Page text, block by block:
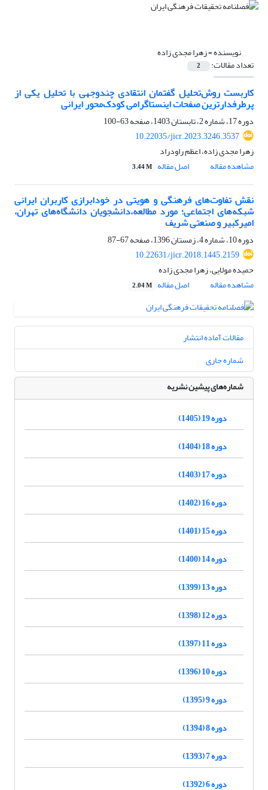
نویسنده =زهرا مجدی زاده
تعداد مقالات: 2
کاربست روش‌تحلیل گفتمان انتقادی چندوجهی با تحلیل یکی از
پرطرفدارترین صفحات اینستاگرامی کودک‌محور ایرانی
دوره 17، شماره 2، تابستان 1403، صفحه
63-100
10.22035/jicr.2023.3246.3537
زهرا مجدی زاده، اعظم راودراد
مشاهده مقاله
اصل مقاله 3.44 M
نقش تفاوت‌های فرهنگی و هویتی در خودابرازی کاربران ایرانی
شبکه‌های اجتماعی؛ مورد مطالعه،‌دانشجویان دانشگاه‌های تهران،
امیرکبیر و صنعتی شریف
دوره 10، شماره 4، زمستان 1396، صفحه
67-87
10.22631/jicr.2018.1445.2159
حمیده مولایی، زهرا مجدی زاده
مشاهده مقاله
اصل مقاله 2.04 M
مقالات آماده انتشار
شماره جاری
شماره‌های پیشین نشریه
دوره 19 (1405)
دوره 18 (1404)
دوره 17 (1403)
دوره 16 (1402)
دوره 15 (1401)
دوره 14 (1400)
دوره 13 (1399)
دوره 12 (1398)
دوره 11 (1397)
دوره 10 (1396)
دوره 9 (1395)
دوره 8 (1394)
دوره 7 (1393)
دوره 6 (1392)